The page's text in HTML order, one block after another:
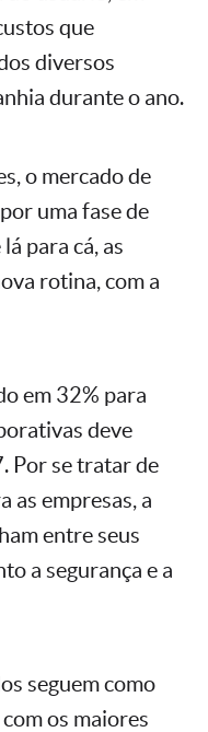
que
diversos
durante o ano.
o mercado de
uma fase de
para cá, as
rotina, com a
em 32% para
deve
Por se tratar de
as empresas, a
entre seus
a segurança e a
seguem como
os maiores